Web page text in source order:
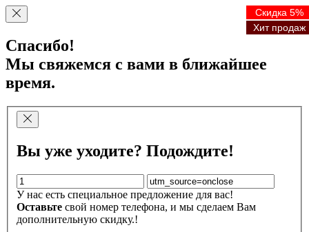
Спасибо!
Мы свяжемся с вами в ближайшее
время.
Вы уже уходите? Подождите!
У нас есть специальное предложение для вас!
Оставьте свой номер телефона, и мы сделаем Вам
дополнительную скидку.!
Скидка 5%
Хит продаж
Скидка 5%
Хит продаж
Скидка 5%
Хит продаж
Скидка 5%
Хит продаж